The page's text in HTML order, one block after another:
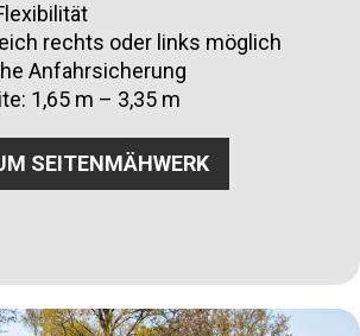
rechts oder links möglich
Anfahrsicherung
1,65 m – 3,35 m
SEITENMÄHWERK